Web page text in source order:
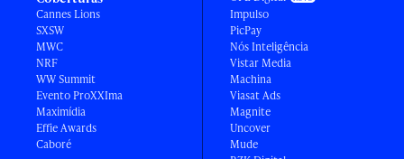
Cannes Lions
SXSW
MWC
NRF
WW Summit
Evento ProXXIma
Maximídia
Effie Awards
Caboré
Impulso
PicPay
Nós Inteligência
Vistar Media
Machina
Viasat Ads
Magnite
Uncover
Mude